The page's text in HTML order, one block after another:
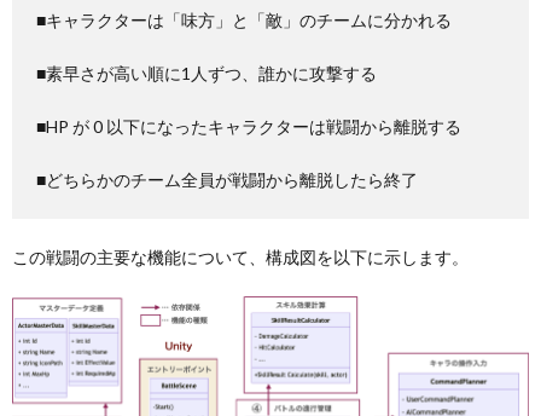
■キャラクターは「味方」と「敵」のチームに分かれる
■素早さが高い順に1人ずつ、誰かに攻撃する
■HP が 0 以下になったキャラクターは戦闘から離脱する
■どちらかのチーム全員が戦闘から離脱したら終了
この戦闘の主要な機能について、構成図を以下に示します。